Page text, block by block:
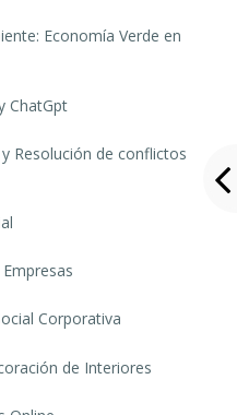
Economía Verde en
ChatGpt
Resolución de conflictos
Corporativa
de Interiores